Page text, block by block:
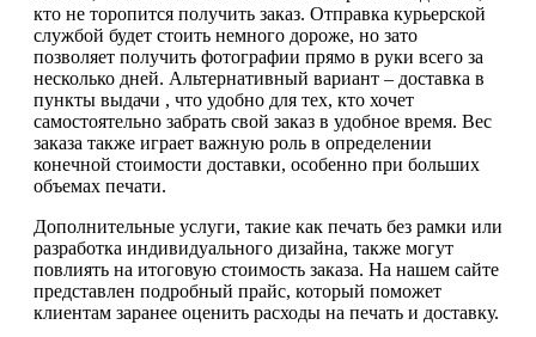
кто не торопится получить заказ. Отправка курьерской
службой будет стоить немного дороже, но зато
позволяет получить фотографии прямо в руки всего за
несколько дней. Альтернативный вариант – доставка в
пункты выдачи , что удобно для тех, кто хочет
самостоятельно забрать свой заказ в удобное время. Вес
заказа также играет важную роль в определении
конечной стоимости доставки, особенно при больших
объемах печати.
Дополнительные услуги, такие как печать без рамки или
разработка индивидуального дизайна, также могут
повлиять на итоговую стоимость заказа. На нашем сайте
представлен подробный прайс, который поможет
клиентам заранее оценить расходы на печать и доставку.